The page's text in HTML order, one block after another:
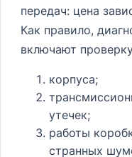
передач: цена
Как правило,
включают
корпуса;
утечек;
работы
странных